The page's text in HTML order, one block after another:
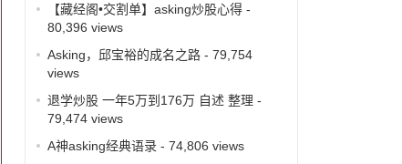
【藏经阁•交割单】asking炒股心得-
80,396 views
Asking，邱宝裕的成名之路- 79,754
views
退学炒股 一年5万到176万 自述 整理 -
79,474 views
A神asking经典语录- 74,806 views